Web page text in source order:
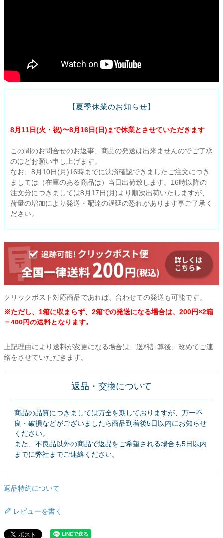
【夏季休業のお知らせ】
8月11日(火・祝)〜8月16日(日)まで休業とさせていただきます
この間のお問合せのお返事、商品の発送は出来ませんのでご了承
のほどお願い申し上げます。
なお、8月10日(月)16時までに決済確認できましたご注文につき
ましては（在庫のある商品は）当日出荷致します。16時以降の
注文分につきましては8月17日(月)より順次出荷いたしますが、
荷量の増加により発送・配達の遅延の恐れがあります事ご了承く
ださい。
クリックポスト対応商品であれば、合わせての発送も可能です。
※ただし、1箱に収まらず、2箱での発送になる場合は、200円×2箱
＝400円の送料となります。
上記理由により送料が変更になる場合は、送料計算後、改めてご連
絡をさせていただきます。
返品・交換について
商品の品質につきましては万全を期しておりますが、万一不
良・破損などがございましたら商品到着後5日以内にお知らせ
ください。
また、不良品以外の商品で返品をご希望される場合も5日以内
までに弊社までご連絡ください。
返品特約について
レビューを書く